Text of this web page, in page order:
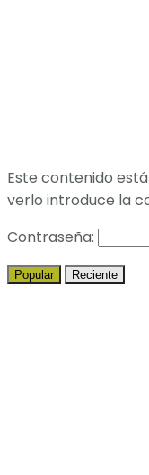
Este contenido
verlo introduce la
Contraseña:
Popular Reciente